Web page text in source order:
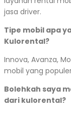
jasa driver.
Tipe mobil apa
Kulorental?
Innova, Avanza,
mobil yang
Bolehkah saya
dari kulorental?